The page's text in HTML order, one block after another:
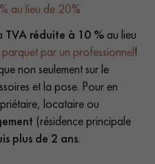
au lieu de 20%
TVA réduite à 10 % au lieu
par un professionnel!
non seulement sur le
et la pose. Pour en
locataire ou
(résidence principale
plus de 2 ans.